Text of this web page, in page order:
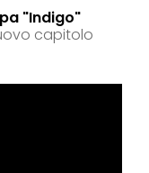
"indigo"
capitolo